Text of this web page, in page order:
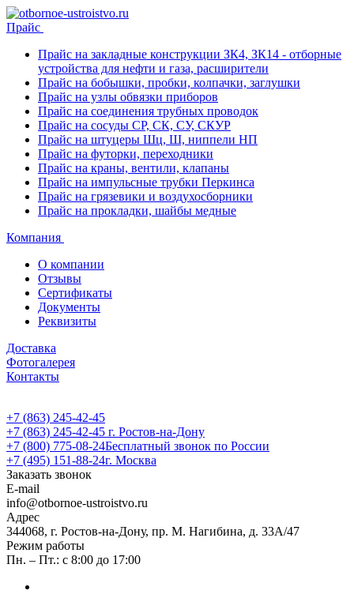
Прайс
Прайс на закладные конструкции ЗК4, ЗК14 - отборные
устройства для нефти и газа, расширители
Прайс на бобышки, пробки, колпачки, заглушки
Прайс на узлы обвязки приборов
Прайс на соединения трубных проводок
Прайс на сосуды СР, СК, СУ, СКУР
Прайс на штуцеры Шц, Ш, ниппели НП
Прайс на футорки, переходники
Прайс на краны, вентили, клапаны
Прайс на импульсные трубки Перкинса
Прайс на грязевики и воздухосборники
Прайс на прокладки, шайбы медные
Компания
О компании
Отзывы
Сертификаты
Документы
Реквизиты
Доставка
Фотогалерея
Контакты
+7 (863) 245-42-45
+7 (863) 245-42-45 г. Ростов-на-Дону
+7 (800) 775-08-24Бесплатный звонок по России
+7 (495) 151-88-24г. Москва
Заказать звонок
E-mail
info@otbornoe-ustroistvo.ru
Адрес
344068, г. Ростов-на-Дону, пр. М. Нагибина, д. 33А/47
Режим работы
Пн. – Пт.: с 8:00 до 17:00